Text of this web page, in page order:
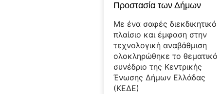
Προστασία των Δήμων
Με ένα σαφές διεκδικητικό
πλαίσιο και έμφαση στην
τεχνολογική αναβάθμιση
ολοκληρώθηκε το θεματικό
συνέδριο της Κεντρικής
Ένωσης Δήμων Ελλάδας
(ΚΕΔΕ)